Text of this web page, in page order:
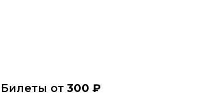
Билеты от 300 ₽